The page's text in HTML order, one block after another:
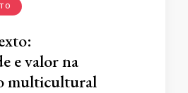
e valor na
multicultural